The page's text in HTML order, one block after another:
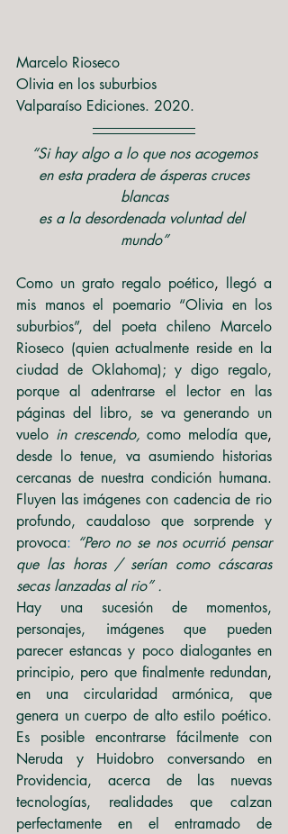
Marcelo Rioseco
Olivia en los suburbios
Valparaíso Ediciones. 2020.
“Si hay algo a lo que nos acogemos
blancas
es a la desordenada voluntad del
mundo”
Como un grato regalo poético, llegó a
mis manos el poemario “Olivia en los
suburbios”, del poeta chileno Marcelo
Rioseco (quien actualmente reside en la
ciudad de Oklahoma); y digo regalo,
porque al adentrarse el lector en las
páginas del libro, se va generando un
vuelo in crescendo, como melodía que,
desde lo tenue, va asumiendo historias
cercanas de nuestra condición humana.
Fluyen las imágenes con cadencia de rio
profundo, caudaloso que sorprende y
provoca: “Pero no se nos ocurrió pensar
que las horas / serían como cáscaras
secas lanzadas al rio” .
Hay una sucesión de momentos,
personajes, imágenes que pueden
parecer estancas y poco dialogantes en
principio, pero que finalmente redundan,
en una circularidad armónica, que
genera un cuerpo de alto estilo poético.
Es posible encontrarse fácilmente con
Neruda y Huidobro conversando en
Providencia, acerca de las nuevas
tecnologías, realidades que calzan
perfectamente en el entramado de